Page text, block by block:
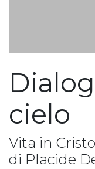
cielo
Vita in
di Placide